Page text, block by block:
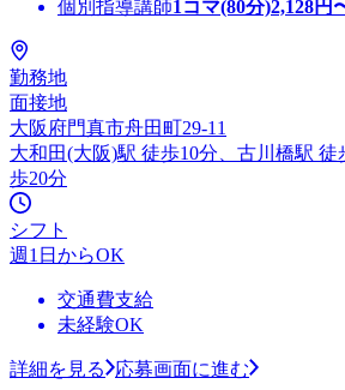
個別指導講師1コマ(80分)2,128円
勤務地
面接地
大阪府門真市舟田町29-11
大和田(大阪)駅 徒歩10分、古川橋駅 徒
歩20分
シフト
週1日からOK
交通費支給
未経験OK
詳細を見る 応募画面に進む